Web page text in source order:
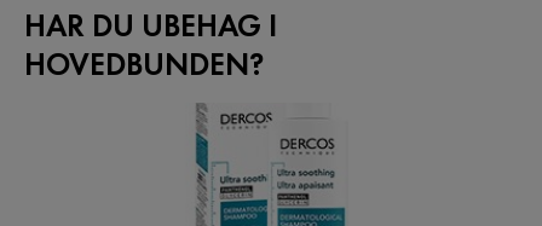
HAR DU UBEHAG I
HOVEDBUNDEN?